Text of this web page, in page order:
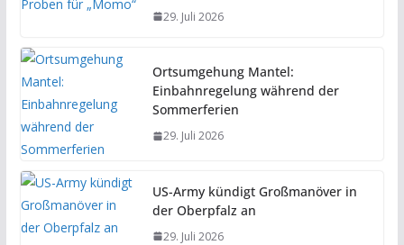
29. Juli 2026
Ortsumgehung Mantel:
Einbahnregelung während der
Sommerferien
29. Juli 2026
US-Army kündigt Großmanöver in
der Oberpfalz an
29. Juli 2026